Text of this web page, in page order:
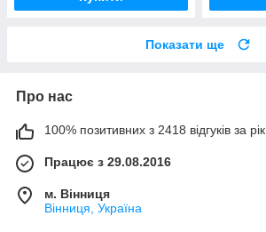
Показати ще
Про нас
100% позитивних з 2418 відгуків за рік
Працює з 29.08.2016
м. Вінниця
Вінниця, Україна